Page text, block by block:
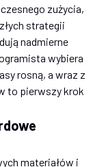
zużycia,
strategii
nadmierne
wybiera
rosną, a wraz z
to pierwszy krok
materiałów i